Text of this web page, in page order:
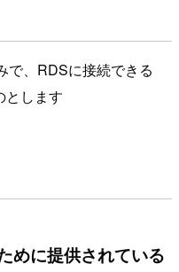
で、RDSに接続できる
とします
めに提供されている